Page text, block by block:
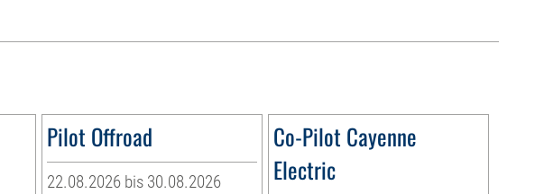
Pilot Offroad
22.08.2026 bis 30.08.2026
Co-Pilot Cayenne
Electric